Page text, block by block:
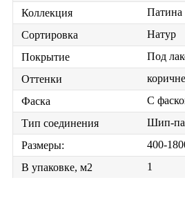
Коллекция
Патина
Сортировка
Натур
Покрытие
Под
Оттенки
Фаска
С
Тип соединения
Шип-
Размеры:
400-
В упаковке, м2
1